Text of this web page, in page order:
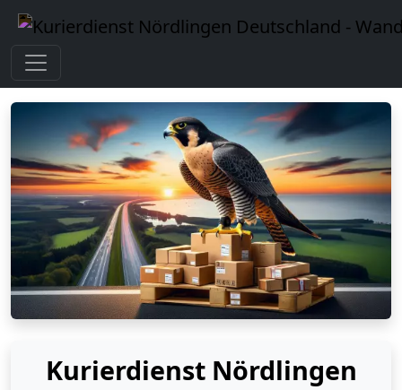
Kurierdienst Nördlingen